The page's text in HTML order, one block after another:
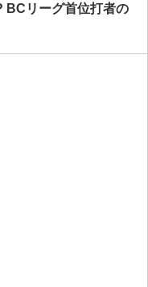
BCリーグ首位打者の